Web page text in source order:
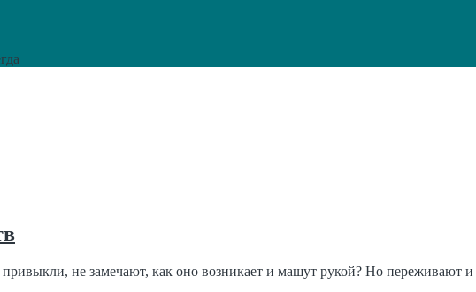
не замечают, как оно возникает и машут рукой? Но переживают и